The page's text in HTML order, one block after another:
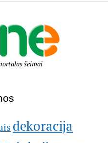
šeimai
dekoracija